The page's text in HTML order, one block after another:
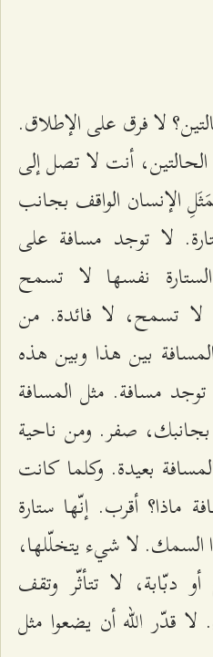
لا فرق على الإطلاق.
أنت لا تصل إلى
الإنسان الواقف بجانب
لا توجد مسافة على
نفسها لا تسمح
لا تسمح، لا فائدة. من
بين هذا وبين هذه
مسافة. مثل المسافة
صفر. ومن ناحية
بعيدة. وكلما كانت
ماذا؟ أقرب. إنّها ستارة
السمك. لا شيء يتخلّلها،
دبّابة، لا تتأثّر وتقف
قدّر الله أن يضعوا مثل